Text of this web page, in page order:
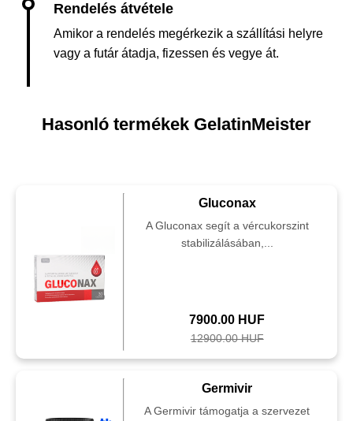
Amikor a rendelés megérkezik a szállítási helyre
vagy a futár átadja, fizessen és vegye át.
Hasonló termékek GelatinMeister
Gluconax
A Gluconax segít a vércukorszint
stabilizálásában,...
7900.00 HUF
12900.00 HUF
Germivir
A Germivir támogatja a szervezet